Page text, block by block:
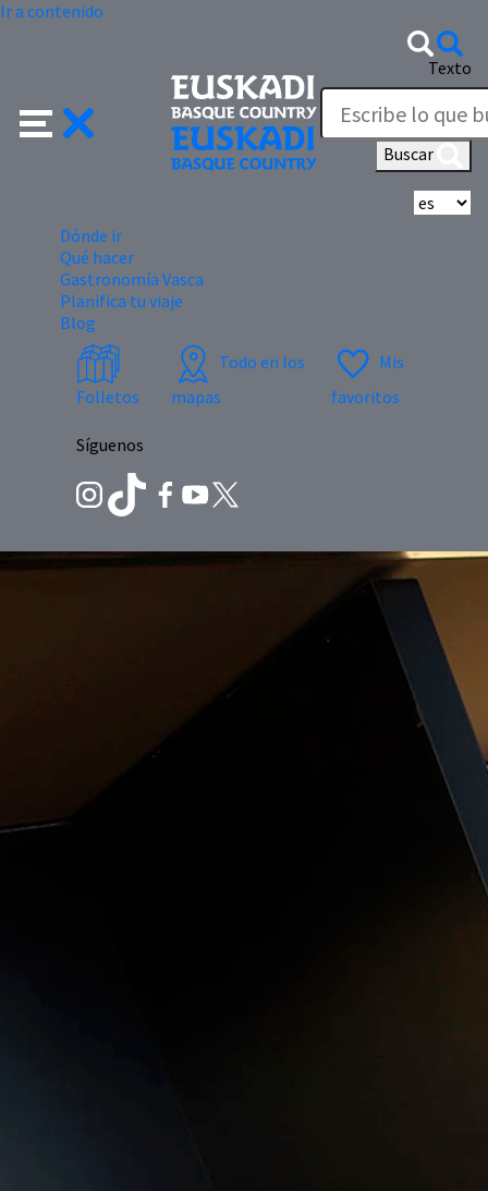
Ir a contenido
Texto
Buscar
Dónde ir
Qué hacer
Gastronomía Vasca
Planifica tu viaje
Blog
Folletos
Todo en los
mapas
Mis
favoritos
Síguenos